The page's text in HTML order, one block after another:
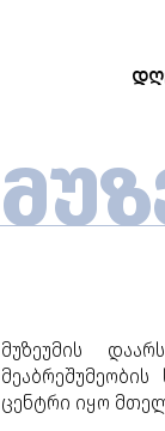
მუზეუმის
მეაბრეშუმეობის
ცენტრი იყო